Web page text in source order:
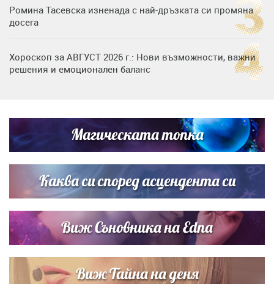
Ромина Тасевска изненада с най-дръзката си промяна
досега
Хороскоп за АВГУСТ 2026 г.: Нови възможности, важни
решения и емоционален баланс
си деца на семейна морска приказка
Звездна ваканция в Майорка: Дженифър Анистън,
Кортни Кокс и Джим Къртис заедно на яхта
Магическата топка
Каква си според асцендента си
Виж Съновника на Edna
Виж Тайна на деня